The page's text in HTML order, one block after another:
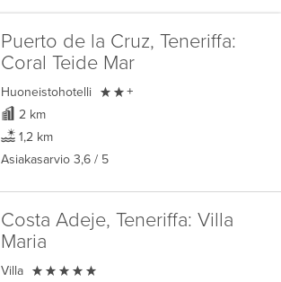
Puerto de la Cruz, Teneriffa:
Coral Teide Mar
Huoneistohotelli  +
2 km
1,2 km
Asiakasarvio 3,6 / 5
Costa Adeje, Teneriffa: Villa
Maria
Villa 